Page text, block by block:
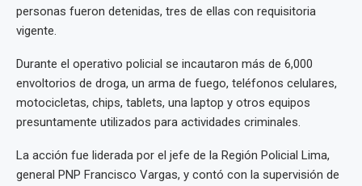
personas fueron detenidas, tres de ellas con requisitoria
vigente.
Durante el operativo policial se incautaron más de 6,000
envoltorios de droga, un arma de fuego, teléfonos celulares,
motocicletas, chips, tablets, una laptop y otros equipos
presuntamente utilizados para actividades criminales.
La acción fue liderada por el jefe de la Región Policial Lima,
general PNP Francisco Vargas, y contó con la supervisión de